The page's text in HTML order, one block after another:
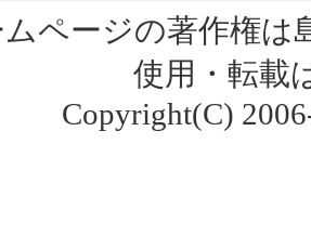
ページの著作権は
使用・転載
Copyright(C)